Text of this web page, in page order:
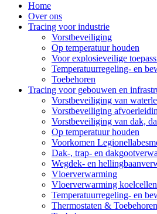
Home
Over ons
Tracing voor industrie
Vorstbeveiliging
Op temperatuur houden
Voor explosieveilige
Temperatuurregeling- en
Toebehoren
Tracing voor gebouwen en
Vorstbeveiliging van
Vorstbeveiliging
Vorstbeveiliging van dak,
Op temperatuur houden
Voorkomen
Dak-, trap- en
Wegdek- en
Vloerverwarming
Vloerverwarming koelcellen
Temperatuurregeling- en
Thermostaten & Toebehoren